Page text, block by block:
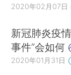
2020年02月07日
新冠肺炎疫
事件”会如何
2020年01月31日